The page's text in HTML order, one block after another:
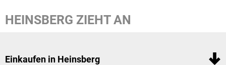
Stadtmarketing
HEINSBERG ZIEHT AN
Einkaufen in Heinsberg